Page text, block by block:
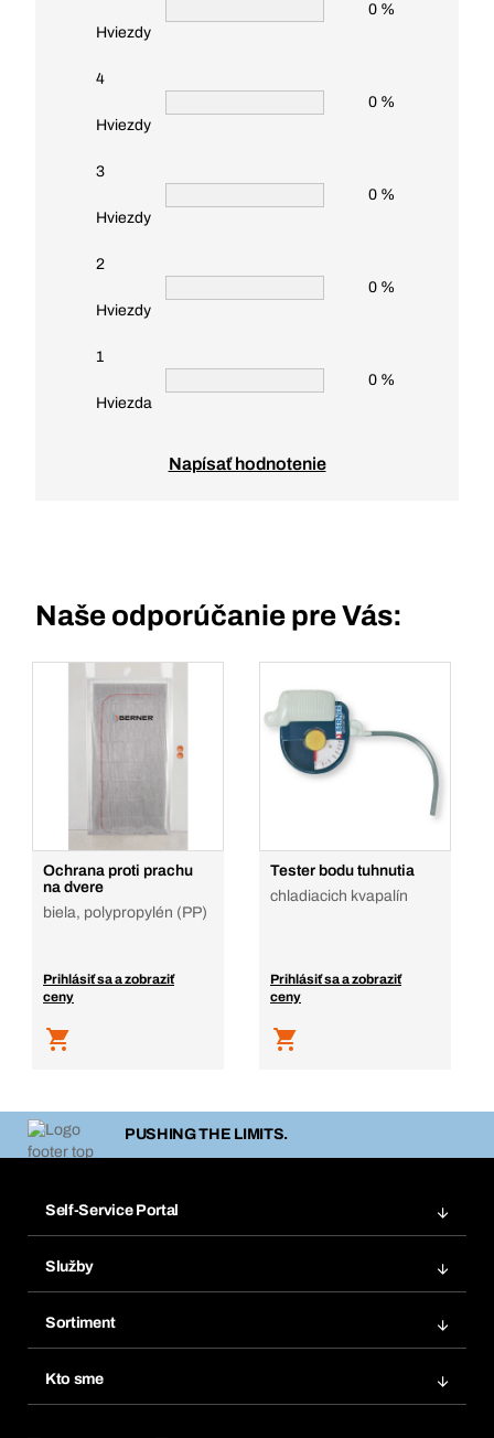
Hviezdy
0 %
4
Hviezdy
0 %
3
Hviezdy
0 %
2
Hviezdy
0 %
1
Hviezda
0 %
Napísať hodnotenie
Naše odporúčanie pre Vás:
Ochrana proti prachu
na dvere
biela, polypropylén (PP)
Prihlásiť sa a zobraziť
ceny
Tester bodu tuhnutia
chladiacich kvapalín
Prihlásiť sa a zobraziť
ceny
PUSHING THE LIMITS.
Self-Service Portal
Obľúbené
Opakované objednávky
Predplatné
Služby
Chemická databáza
eProcurement
Sortiment
Kto sme